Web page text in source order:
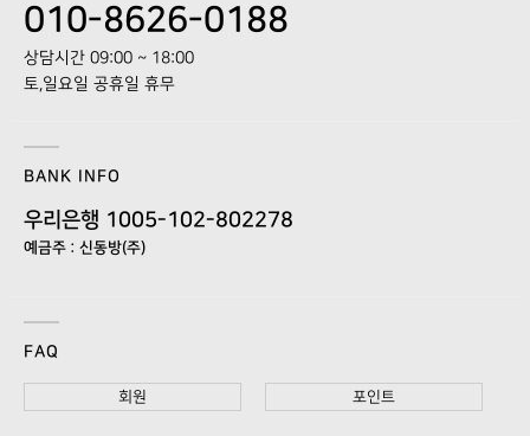
010-8626-0188
상담시간 09:00 ~ 18:00
토,일요일 공휴일 휴무
BANK INFO
우리은행 1005-102-802278
예금주 : 신동방(주)
FAQ
회원 포인트